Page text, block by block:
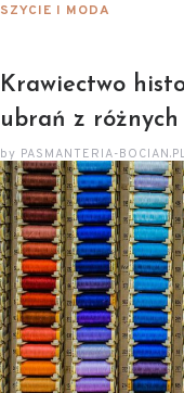
SZYCIE I MODA
Krawiectwo
ubrań z różnych
by PASMANTERIA-